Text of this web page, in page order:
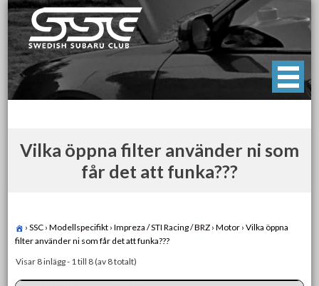
Skip
to
content
Swedish Subaru Club
För oss som älskar Subaru!
Vilka öppna filter använder ni som
får det att funka???
› SSC › Modellspecifikt › Impreza / STI Racing / BRZ › Motor › Vilka öppna
filter använder ni som får det att funka???
Visar 8 inlägg - 1 till 8 (av 8 totalt)